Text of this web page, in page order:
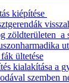
kiépítése
zöldterületen a
ültetése
kialakítása a
szemben